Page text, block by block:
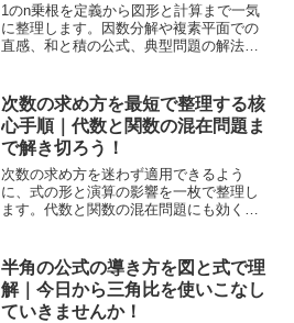
1のn乗根を定義から図形と計算まで一気
に整理します。因数分解や複素平面での
直感、和と積の公式、典型問題の解法筋
次数の求め方を最短で整理する核
心手順｜代数と関数の混在問題ま
で解き切ろう！
次数の求め方を迷わず適用できるよう
に、式の形と演算の影響を一枚で整理し
ます。代数と関数の混在問題にも効く基
半角の公式の導き方を図と式で理
解｜今日から三角比を使いこなし
ていきませんか！